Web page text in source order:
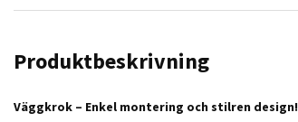
Produktbeskrivning
Väggkrok – Enkel montering och stilren design!